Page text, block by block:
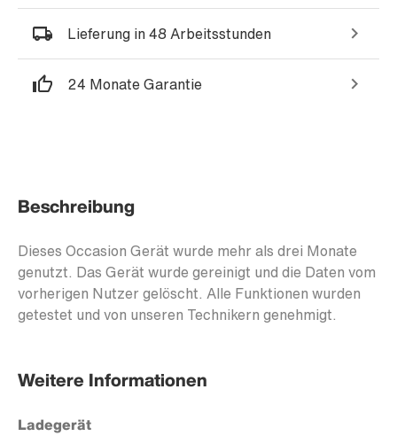
Lieferung in 48 Arbeitsstunden
24 Monate Garantie
Beschreibung
Dieses Occasion Gerät wurde mehr als drei Monate
genutzt. Das Gerät wurde gereinigt und die Daten vom
vorherigen Nutzer gelöscht. Alle Funktionen wurden
getestet und von unseren Technikern genehmigt.
Weitere Informationen
Ladegerät